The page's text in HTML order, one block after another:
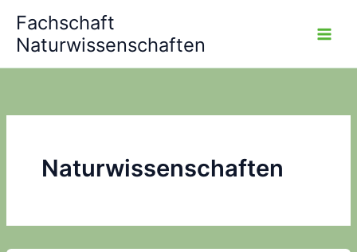
Inhalt
springen
Fachschaft
Naturwissenschaften
Naturwissenschaften